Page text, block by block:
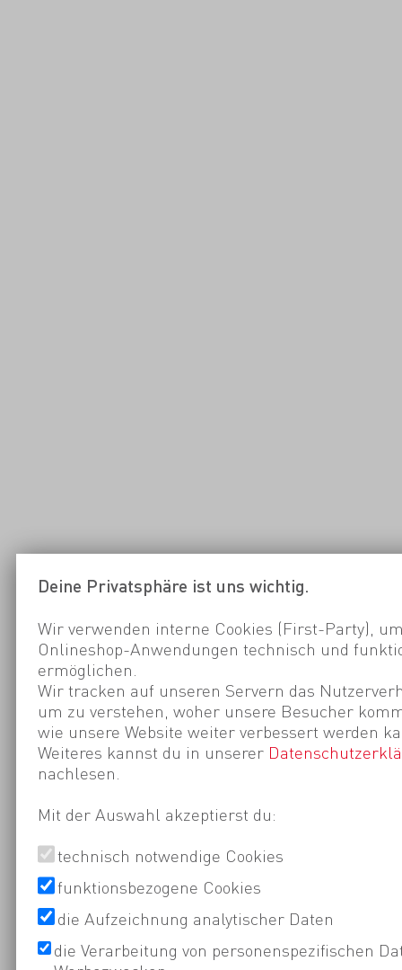
Deine Privatsphäre ist uns wichtig.
Wir verwenden interne Cookies (First-Party),
Onlineshop-Anwendungen technisch und
ermöglichen.
Wir tracken auf unseren Servern das
um zu verstehen, woher unsere Besucher
wie unsere Website weiter verbessert werden
Weiteres kannst du in unserer
nachlesen.
Mit der Auswahl akzeptierst du:
technisch notwendige Cookies
funktionsbezogene Cookies
die Aufzeichnung analytischer Daten
die Verarbeitung von personenspezifischen